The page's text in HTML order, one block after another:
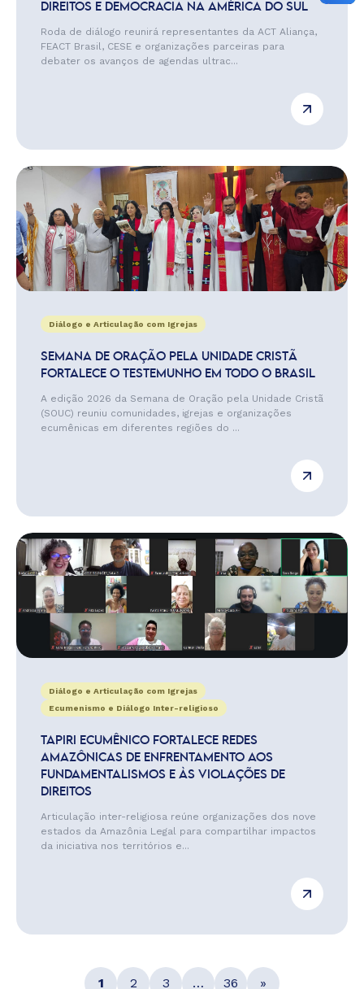
DIREITOS E DEMOCRACIA NA AMÉRICA DO SUL
Roda de diálogo reunirá representantes da ACT Aliança,
FEACT Brasil, CESE e organizações parceiras para
debater os avanços de agendas ultrac...
Diálogo e Articulação com Igrejas
SEMANA DE ORAÇÃO PELA UNIDADE CRISTÃ
FORTALECE O TESTEMUNHO EM TODO O BRASIL
A edição 2026 da Semana de Oração pela Unidade Cristã
(SOUC) reuniu comunidades, igrejas e organizações
ecumênicas em diferentes regiões do ...
Diálogo e Articulação com Igrejas
Ecumenismo e Diálogo Inter-religioso
TAPIRI ECUMÊNICO FORTALECE REDES
AMAZÔNICAS DE ENFRENTAMENTO AOS
FUNDAMENTALISMOS E ÀS VIOLAÇÕES DE
DIREITOS
Articulação inter-religiosa reúne organizações dos nove
estados da Amazônia Legal para compartilhar impactos
da iniciativa nos territórios e...
1 2 3 … 36 »